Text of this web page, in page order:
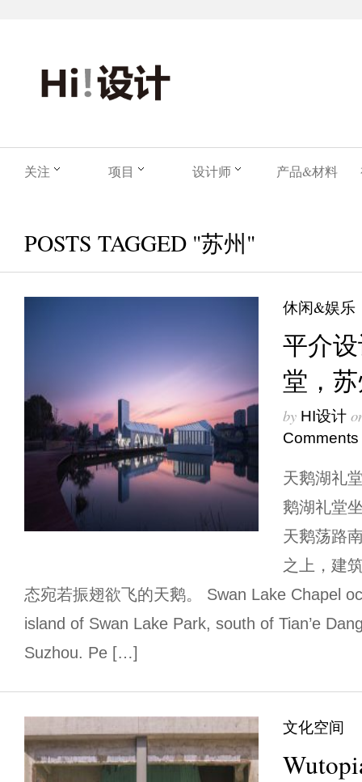
关注 项目 设计师 产品&材料
POSTS TAGGED "苏州"
休闲&娱乐
平介
堂，
by HI设计
Comments
天鹅湖礼
鹅湖礼堂
天鹅荡路
之上，建
态宛若振翅欲飞的天鹅。 Swan Lake Chapel
island of Swan Lake Park, south of Tian’e
Suzhou. Pe […]
文化空间